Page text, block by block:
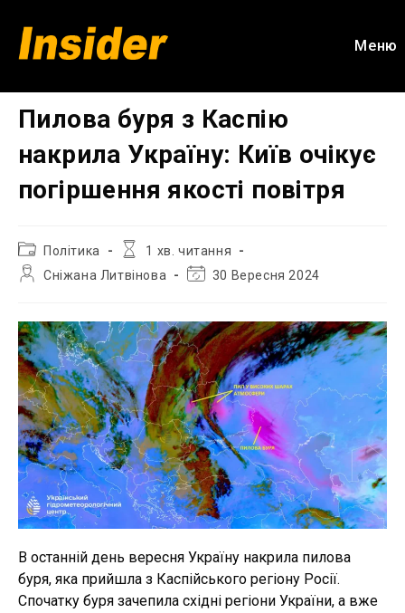
вмісту
Меню
Пилова буря з Каспію
накрила Україну: Київ очікує
погіршення якості повітря
Категорія
запису:
Політика
Час
1 хв. читання
АвторСніжана Литвінова
Остання30 Вересня 2024
В останній день вересня Україну накрила пилова
буря, яка прийшла з Каспійського регіону Росії.
Спочатку буря зачепила східні регіони України, а вже